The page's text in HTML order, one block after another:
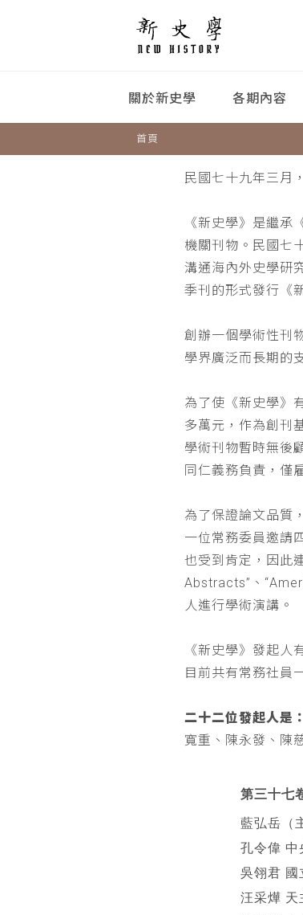
關於新史學 各期內容
首頁
民國七十九年三月
《新史學》是繼
機關刊物。民國七
溝通海內外史學研
季刊的形式發行《
創辦一個學術性刊
學界廣泛而長期的
為了使《新史學》
多萬元，作為創刊
學術刊物暫時無後
同仁義務負責，僅
為了保證論文品質
一位常務委員邀請
也受到肯定，因此
Abstracts”、
人進行學術演講。
《新史學》發起
目前共有常務社員
二十二位發起人是：
寬重、陳永發、陳
第三十七
藍弘岳（
孔令偉 中
吳翎君 國
汪采燁 天